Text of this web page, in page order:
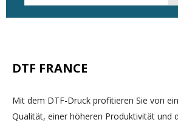
DTF FRANCE
Mit dem DTF-Druck profitieren Sie von
Qualität, einer höheren Produktivität und